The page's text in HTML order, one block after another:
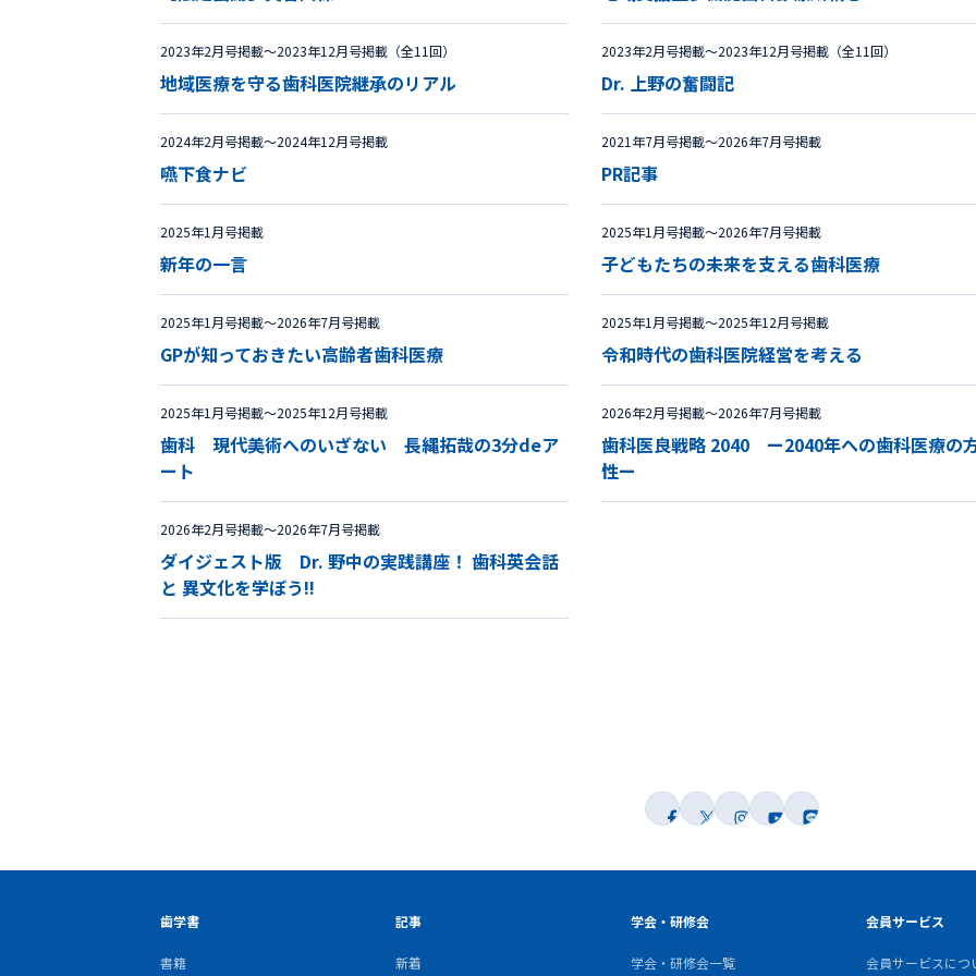
2023年2月号掲載〜2023年12月号掲載（全11回）
地域医療を守る歯科医院継承のリアル
2023年2月号掲載〜2023年12月号掲載（全11回）
Dr. 上野の奮闘記
2024年2月号掲載〜2024年12月号掲載
嚥下食ナビ
2021年7月号掲載〜2026年7月号掲載
PR記事
2025年1月号掲載
新年の一言
2025年1月号掲載〜2026年7月号掲載
子どもたちの未来を支える歯科医療
2025年1月号掲載〜2026年7月号掲載
GPが知っておきたい高齢者歯科医療
2025年1月号掲載〜2025年12月号掲載
令和時代の歯科医院経営を考える
2025年1月号掲載〜2025年12月号掲載
歯科 現代美術へのいざない 長縄拓哉の3分deア
ート
2026年2月号掲載〜2026年7月号掲載
歯科医良戦略 2040 ー2040年への歯科医療の
性ー
2026年2月号掲載〜2026年7月号掲載
ダイジェスト版 Dr. 野中の実践講座！ 歯科英会話
と 異文化を学ぼう!!
歯学書
書籍
記事
新着
学会・研修会
学会・研修会一覧
会員サービス
会員サービスにつ